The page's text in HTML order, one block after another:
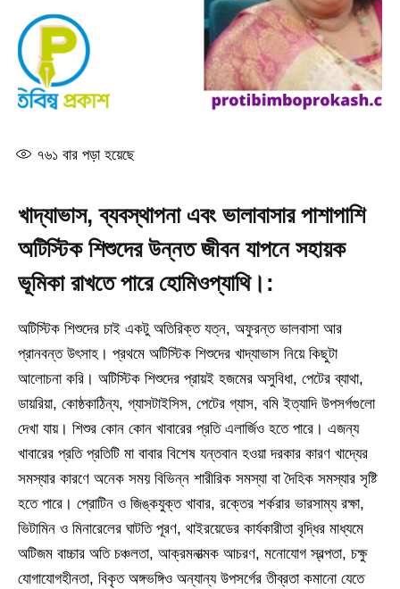
৭৬১ বার পড়া হয়েছে
খাদ্যাভাস, ব্যবস্থাপনা এবং ভালাবাসার পাশাপাশি
অটিস্টিক শিশুদের উন্নত জীবন যাপনে সহায়ক
ভূমিকা রাখতে পারে হোমিওপ্যাথি।:
অটিস্টিক শিশুদের চাই একটু অতিরিক্ত যত্ন, অফুরন্ত ভালবাসা আর
প্রানবন্ত উৎসাহ। প্রথমে অটিস্টিক শিশুদের খাদ্যাভাস নিয়ে কিছুটা
আলোচনা করি। অটিস্টিক শিশুদের প্রায়ই হজমের অসুবিধা, পেটের ব্যাথা,
ডায়রিয়া, কোষ্ঠকাঠিন্য, গ্যাসটাইসিস, পেটের গ্যাস, বমি ইত্যাদি উপসর্গগুলো
দেখা যায়। শিশুর কোন কোন খাবারের প্রতি এলার্জিও হতে পারে। এজন্য
খাবারের প্রতি প্রতিটি মা বাবার বিশেষ যন্তবান হওয়া দরকার কারণ খাদ্যের
সমস্যার কারণে অনেক সময় বিভিন্ন শারীরিক সমস্যা বা দৈহিক সমস্যার সৃষ্টি
হতে পারে। প্রোটিন ও জিঙ্কযুক্ত খাবার, রক্তের শর্করার ভারসাম্য রক্ষা,
ভিটামিন ও মিনারেলের ঘাটতি পূরণ, থাইরয়েডের কার্যকারীতা বৃদ্ধির মাধ্যমে
অটিজম বাচ্চার অতি চঞ্চলতা, আক্রমনাত্মক আচরণ, মনোযোগ স্বল্পতা, চক্ষু
যোগাযোগহীনতা, বিকৃত অঙ্গভঙ্গিও অন্যান্য উপসর্গের তীব্রতা কমানো যেতে